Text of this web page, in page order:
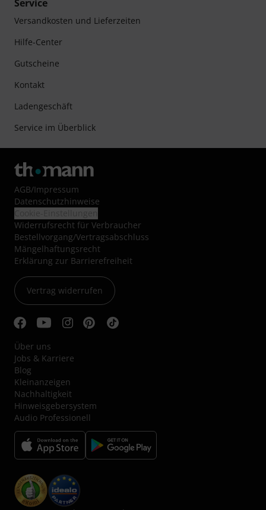
Service
Versandkosten und Lieferzeiten
Hilfe-Center
Gutscheine
Kontakt
Ladengeschäft
Service im Überblick
AGB/Impressum
Datenschutzhinweise
Widerrufsrecht für Verbraucher
Bestellvorgang/Vertragsabschluss
Mängelhaftungsrecht
Erklärung zur Barrierefreiheit
Vertrag widerrufen
Über uns
Jobs & Karriere
Blog
Kleinanzeigen
Nachhaltigkeit
Hinweisgebersystem
Audio Professionell